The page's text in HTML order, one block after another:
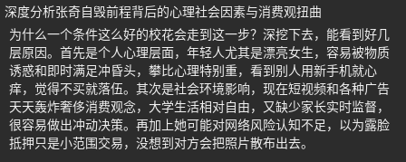
深度分析张奇自毁前程背后的心理社会因素与消费观扭曲
为什么一个条件这么好的校花会走到这一步？深挖下去，能看到好几
层原因。首先是个人心理层面，年轻人尤其是漂亮女生，容易被物质
诱惑和即时满足冲昏头，攀比心理特别重，看到别人用新手机就心
痒，觉得不买就落伍。其次是社会环境影响，现在短视频和各种广告
天天轰炸奢侈消费观念，大学生活相对自由，又缺少家长实时监督，
很容易做出冲动决策。再加上她可能对网络风险认知不足，以为露脸
抵押只是小范围交易，没想到对方会把照片散布出去。